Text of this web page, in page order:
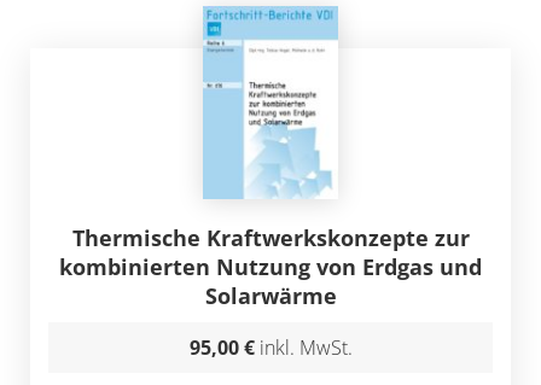
Thermische Kraftwerkskonzepte zur
kombinierten Nutzung von Erdgas und
Solarwärme
95,00 € inkl. MwSt.